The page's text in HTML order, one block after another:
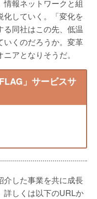
報ネットワークと組
していく。「変化を
る同社はこの先、低温
いくのだろうか。変革
アとなりそうだ。
」サービスサ
介した事業を共に成長
詳しくは以下のURLか